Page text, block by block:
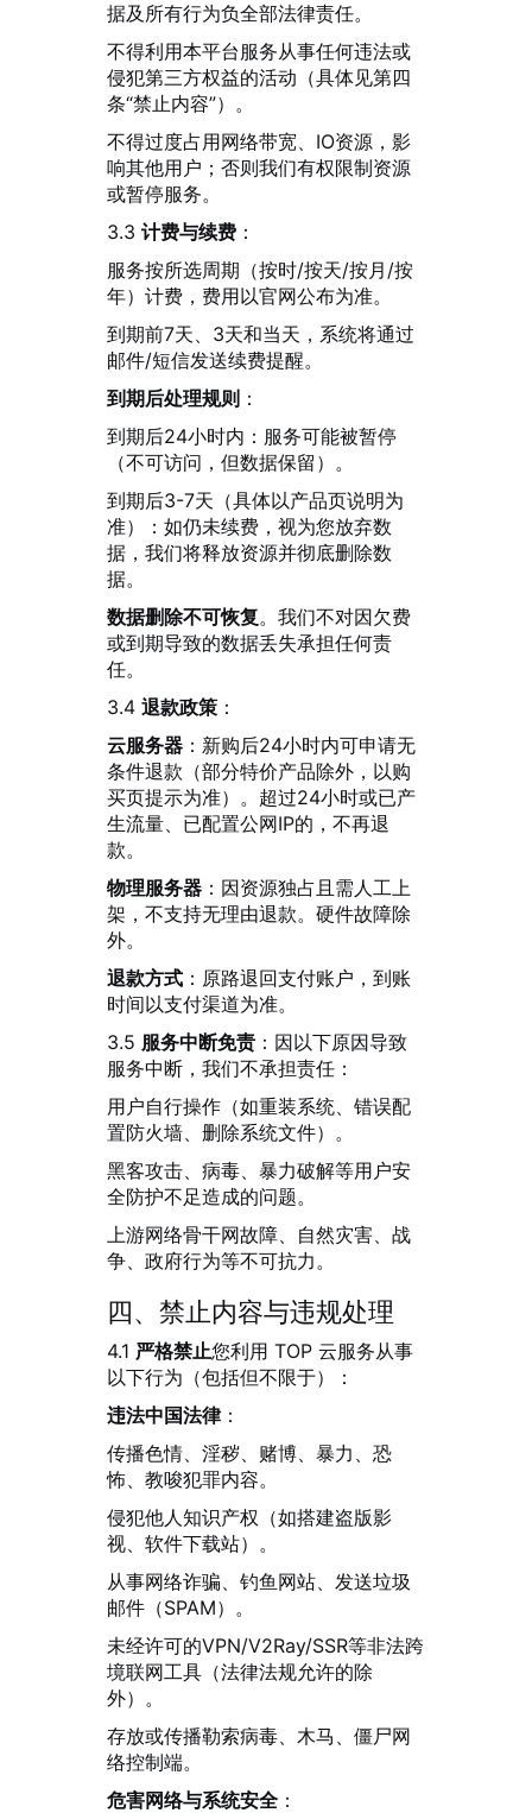
据及所有行为负全部法律责任。
不得利用本平台服务从事任何违法或
侵犯第三方权益的活动（具体见第四
条“禁止内容”）。
不得过度占用网络带宽、IO资源，影
响其他用户；否则我们有权限制资源
或暂停服务。
3.3 计费与续费 ：
服务按所选周期（按时/按天/按月/按
年）计费，费用以官网公布为准。
到期前7天、3天和当天，系统将通过
邮件/短信发送续费提醒。
到期后处理规则 ：
到期后24小时内：服务可能被暂停
（不可访问，但数据保留）。
到期后3-7天（具体以产品页说明为
准）：如仍未续费，视为您放弃数
据，我们将释放资源并彻底删除数
据。
数据删除不可恢复。我们不对因欠费
或到期导致的数据丢失承担任何责
任。
3.4 退款政策 ：
云服务器 ：新购后24小时内可申请无
条件退款（部分特价产品除外，以购
买页提示为准）。超过24小时或已产
生流量、已配置公网IP的，不再退
款。
物理服务器 ：因资源独占且需人工上
架，不支持无理由退款。硬件故障除
外。
退款方式 ：原路退回支付账户，到账
时间以支付渠道为准。
3.5 服务中断免责 ：因以下原因导致
服务中断，我们不承担责任：
用户自行操作（如重装系统、错误配
置防火墙、删除系统文件）。
黑客攻击、病毒、暴力破解等用户安
全防护不足造成的问题。
上游网络骨干网故障、自然灾害、战
争、政府行为等不可抗力。
四、禁止内容与违规处理
4.1 严格禁止您利用 TOP 云服务从事
以下行为（包括但不限于）：
违法中国法律：
传播色情、淫秽、赌博、暴力、恐
怖、教唆犯罪内容。
侵犯他人知识产权（如搭建盗版影
视、软件下载站）。
从事网络诈骗、钓鱼网站、发送垃圾
邮件（SPAM）。
未经许可的VPN/V2Ray/SSR等非法跨
境联网工具（法律法规允许的除
外）。
存放或传播勒索病毒、木马、僵尸网
络控制端。
危害网络与系统安全 ：